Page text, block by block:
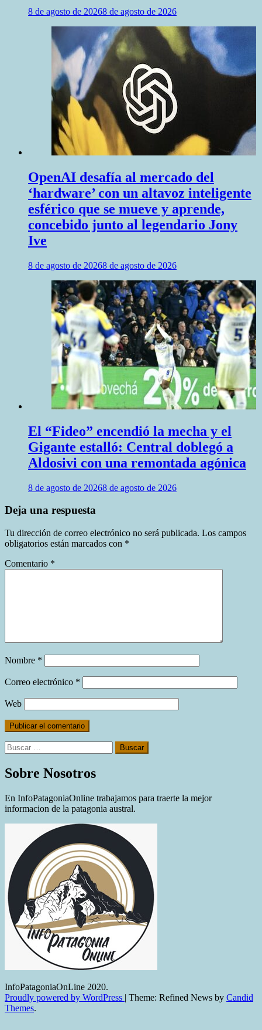
8 de agosto de 20268 de agosto de 2026
OpenAI desafía al mercado del
‘hardware’ con un altavoz inteligente
esférico que se mueve y aprende,
concebido junto al legendario Jony
Ive
8 de agosto de 20268 de agosto de 2026
El “Fideo” encendió la mecha y el
Gigante estalló: Central doblegó a
Aldosivi con una remontada agónica
8 de agosto de 20268 de agosto de 2026
Deja una respuesta
Tu dirección de correo electrónico no será publicada. Los campos
obligatorios están marcados con *
Comentario *
Nombre *
Correo electrónico *
Web
Buscar:
Sobre Nosotros
En InfoPatagoniaOnline trabajamos para traerte la mejor
informacion de la patagonia austral.
InfoPatagoniaOnLine 2020.
Proudly powered by WordPress | Theme: Refined News by Candid
Themes.